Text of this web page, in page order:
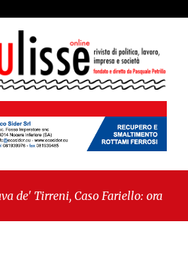
Tirreni, Caso Fariello: ora torniamo